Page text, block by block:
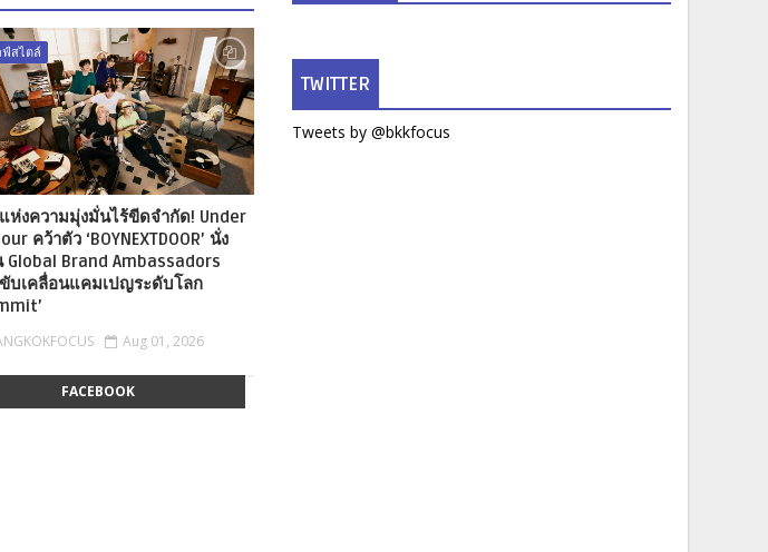
ฟ์สไตล์
ห่งความมุ่งมั่นไร้ขีดจำกัด! Under
คว้าตัว ‘BOYNEXTDOOR’ นั่ง
Global Brand Ambassadors
บเคลื่อนแคมเปญระดับโลก
Aug 01, 2026
FACEBOOK
TWITTER
Tweets by @bkkfocus